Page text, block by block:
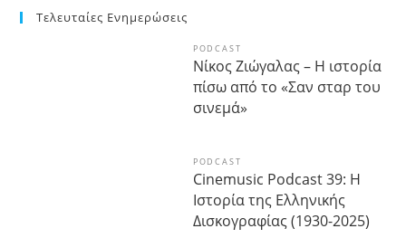
Τελευταίες Ενημερώσεις
PODCAST
Νίκος Ζιώγαλας – Η ιστορία
πίσω από το «Σαν σταρ του
σινεμά»
PODCAST
Cinemusic Podcast 39: Η
Ιστορία της Ελληνικής
Δισκογραφίας (1930-2025)